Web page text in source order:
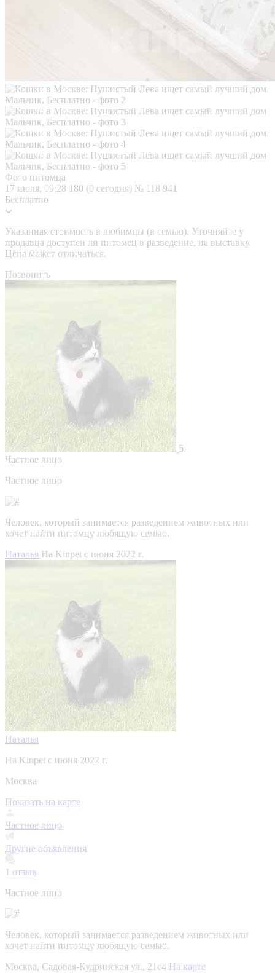
Фото питомца
17 июля, 09:28 180 (0 сегодня) № 118 941
Бесплатно
Указанная стоимость в любимцы (в семью). Уточняйте у
продавца доступен ли питомец в разведение, на выставку.
Цена может отличаться.
Позвонить
5
Частное лицо
Частное лицо
Человек, который занимается разведением животных или
хочет найти питомцу любящую семью.
Наталья На Kinpet c июня 2022 г.
Наталья
На Kinpet c июня 2022 г.
Москва
Показать на карте
Частное лицо
Другие объявления
1 отзыв
Частное лицо
Человек, который занимается разведением животных или
хочет найти питомцу любящую семью.
Москва, Садовая-Кудринская ул., 21с4 На карте